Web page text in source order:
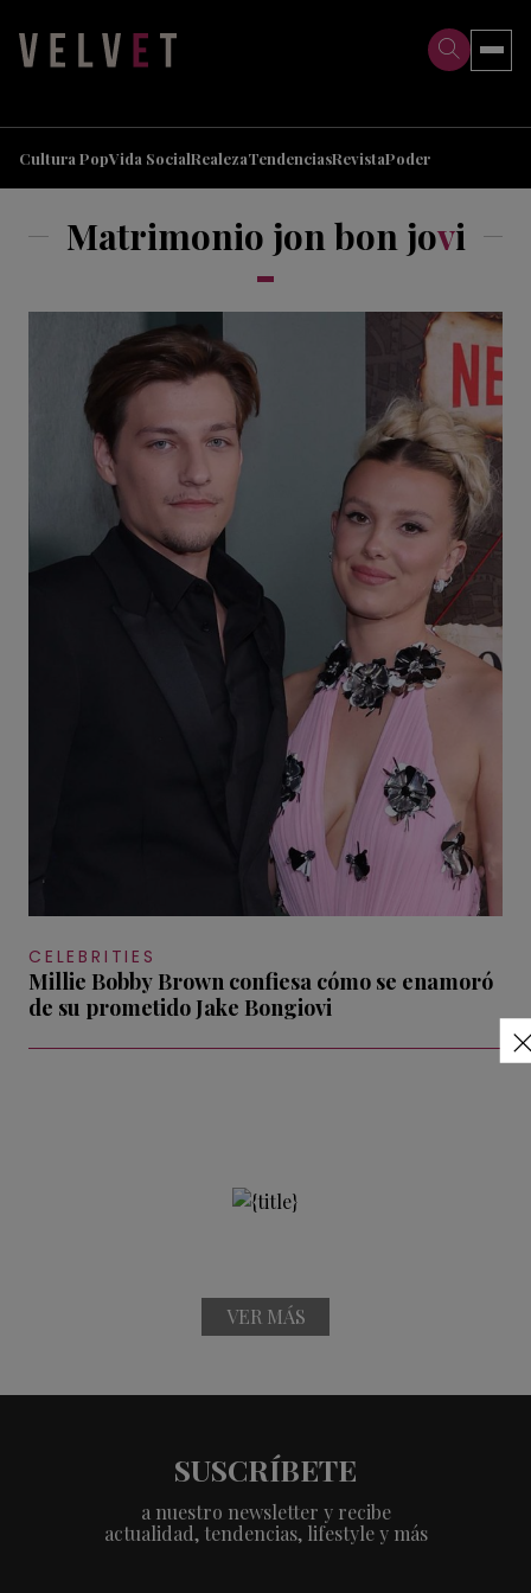
Cultura PopVida SocialRealezaTendenciasRevistaPoder
Matrimonio jon bon jovi
CELEBRITIES
Millie Bobby Brown confiesa cómo se enamoró
de su prometido Jake Bongiovi
VER MÁS
SUSCRÍBETE
a nuestro newsletter y recibe
actualidad, tendencias, lifestyle y más